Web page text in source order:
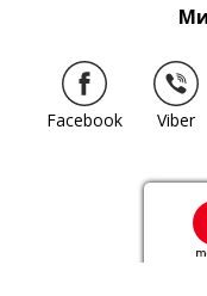
Facebook Viber